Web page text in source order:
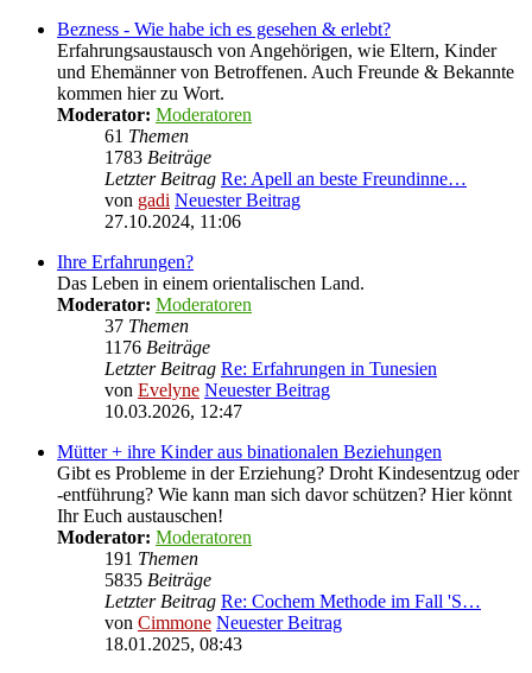
Bezness - Wie habe ich es gesehen & erlebt?
Erfahrungsaustausch von Angehörigen, wie Eltern, Kinder
und Ehemänner von Betroffenen. Auch Freunde & Bekannte
kommen hier zu Wort.
Moderator: Moderatoren
61 Themen
1783 Beiträge
Letzter Beitrag Re: Apell an beste Freundinne…
von gadi Neuester Beitrag
27.10.2024, 11:06
Ihre Erfahrungen?
Das Leben in einem orientalischen Land.
Moderator: Moderatoren
37 Themen
1176 Beiträge
Letzter Beitrag Re: Erfahrungen in Tunesien
von Evelyne Neuester Beitrag
10.03.2026, 12:47
Mütter + ihre Kinder aus binationalen Beziehungen
Gibt es Probleme in der Erziehung? Droht Kindesentzug oder
-entführung? Wie kann man sich davor schützen? Hier könnt
Ihr Euch austauschen!
Moderator: Moderatoren
191 Themen
5835 Beiträge
Letzter Beitrag Re: Cochem Methode im Fall 'S…
von Cimmone Neuester Beitrag
18.01.2025, 08:43